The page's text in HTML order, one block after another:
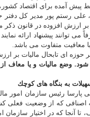
پیش آمده برای اقتصاد
علی رستم پور مدیر كل دفتر
بر ارزش افزوده در قانون ذكر
می توانند پیشنهاد ارائه
معافیت متفاوت می باشد.
حوزه ای تابحال مالیات بر
وضع مالیات و یا معاف از
به بنگاه های كوچك
پارسا رئیس سازمان امور
اصنافی كه از وضعیت فعلی
تا آنجا كه در اختیار سازمان